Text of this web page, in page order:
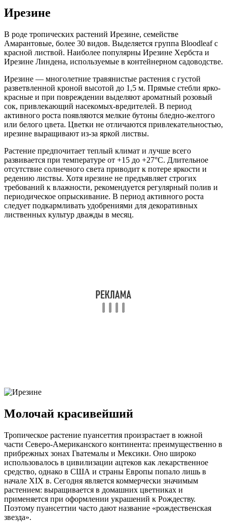
Ирезине
В роде тропических растений Ирезине, семействе
Амарантовые, более 30 видов. Выделяется группа Bloodleaf с
красной листвой. Наиболее популярны Ирезине Хербста и
Ирезине Линдена, используемые в контейнерном садоводстве.
Ирезине — многолетние травянистые растения с густой
разветвленной кроной высотой до 1,5 м. Прямые стебли ярко-
красные и при повреждении выделяют ароматный розовый
сок, привлекающий насекомых-вредителей. В период
активного роста появляются мелкие бутоны бледно-желтого
или белого цвета. Цветки не отличаются привлекательностью,
ирезине выращивают из-за яркой листвы.
Растение предпочитает теплый климат и лучше всего
развивается при температуре от +15 до +27°C. Длительное
отсутствие солнечного света приводит к потере яркости и
редению листвы. Хотя ирезине не предъявляет строгих
требований к влажности, рекомендуется регулярный полив и
периодическое опрыскивание. В период активного роста
следует подкармливать удобрениями для декоративных
лиственных культур дважды в месяц.
Молочай красивейший
Тропическое растение пуансеттия произрастает в южной
части Северо-Американского континента: преимущественно в
прибрежных зонах Гватемалы и Мексики. Оно широко
использовалось в цивилизации ацтеков как лекарственное
средство, однако в США и страны Европы попало лишь в
начале XIX в. Сегодня является коммерчески значимым
растением: выращивается в домашних цветниках и
применяется при оформлении украшений к Рождеству.
Поэтому пуансеттии часто дают название «рождественская
звезда».